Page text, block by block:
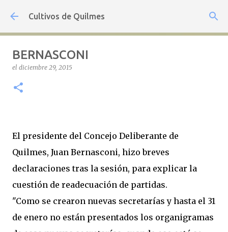
Ir al contenido principal
Cultivos de Quilmes
BERNASCONI
el diciembre 29, 2015
El presidente del Concejo Deliberante de
Quilmes, Juan Bernasconi, hizo breves
declaraciones tras la sesión, para explicar la
cuestión de readecuación de partidas.
"Como se crearon nuevas secretarías y hasta el 31
de enero no están presentados los organigramas